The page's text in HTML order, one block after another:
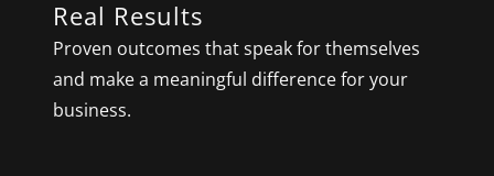
Real Results
Proven outcomes that speak for themselves
and make a meaningful difference for your
business.